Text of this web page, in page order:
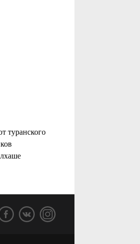
туранского